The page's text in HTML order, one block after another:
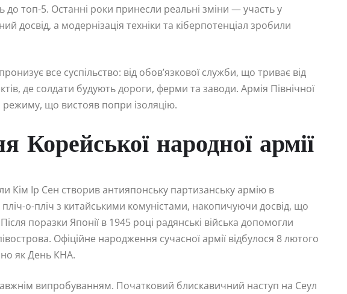
до топ-5. Останні роки принесли реальні зміни — участь у
досвід, а модернізація техніки та кіберпотенціал зробили
все суспільство: від обов’язкової служби, що триває від
де солдати будують дороги, ферми та заводи. Армія Північної
що вистояв попри ізоляцію.
Корейської народної армії
Кім Ір Сен створив антияпонську партизанську армію в
о-пліч з китайськими комуністами, накопичуючи досвід, що
поразки Японії в 1945 році радянські війська допомогли
Офіційне народження сучасної армії відбулося 8 лютого
як День КНА.
випробуванням. Початковий блискавичний наступ на Сеул